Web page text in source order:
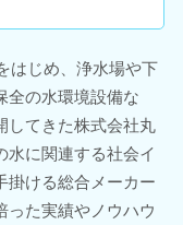
はじめ、浄水場や下
全の水環境設備な
してきた株式会社丸
水に関連する社会イ
掛ける総合メーカー
った実績やノウハウ